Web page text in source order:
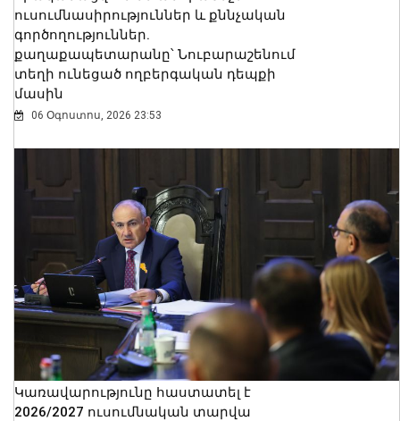
ուսումնասիրություններ և քննչական
գործողություններ.
քաղաքապետարանը՝ Նուբարաշենում
տեղի ունեցած ողբերգական դեպքի
մասին
06 Օգոստոս, 2026 23:53
Կառավարությունը հաստատել է
2026/2027 ուսումնական տարվա